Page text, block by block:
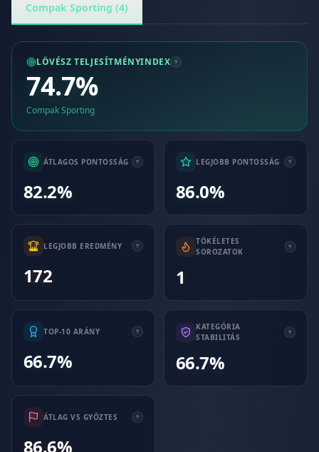
Compak Sporting (4)
LÖVÉSZ TELJESÍTMÉNYINDEX
74.7%
Compak Sporting
ÁTLAGOS PONTOSSÁG
82.2%
LEGJOBB PONTOSSÁG
86.0%
LEGJOBB EREDMÉNY
172
TÖKÉLETES
SOROZATOK
1
TOP-10 ARÁNY
66.7%
KATEGÓRIA
STABILITÁS
66.7%
ÁTLAG VS GYŐZTES
86.6%